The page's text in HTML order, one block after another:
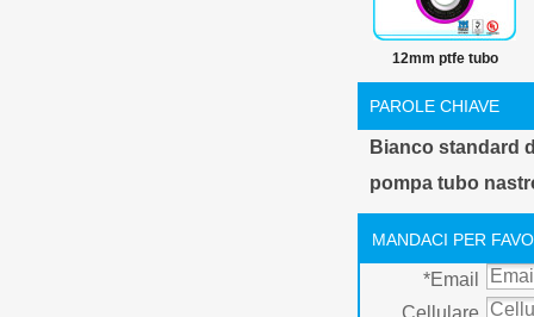
12mm ptfe tubo
PAROLE CHIAVE
Bianco standard
pompa tubo
MANDACI PER
*Email
Cellulare